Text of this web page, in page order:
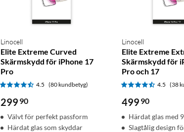
Linocell
Elite Extreme Curved
Skärmskydd för iPhone 17
Pro
4.5 (80 kundbetyg)
299 90
Välvt för perfekt passform
Härdat glas som skyddar
Linocell
Elite Extreme
Skärmskydd för
Pro och 17
4.5 (38
499 90
Härdat glas med
Slagtålig design